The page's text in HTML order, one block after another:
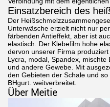
Einsatzbereich des
Der
Unterwäsche erzielt nicht nur
färbenden Antieffekt, aber ist
elastisch. Der Klebefilm hohe
dervon unserer Firma
Lycra, modal, Spandex,
und andere Gewebe. Mit
den Gebieten der Schale und
BHgurt. weitverbreitet.
Über Meitie